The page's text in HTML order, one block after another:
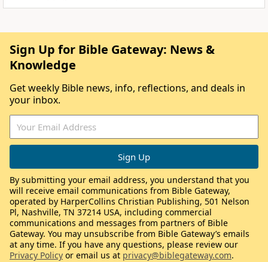
Sign Up for Bible Gateway: News &
Knowledge
Get weekly Bible news, info, reflections, and deals in
your inbox.
By submitting your email address, you understand that you
will receive email communications from Bible Gateway,
operated by HarperCollins Christian Publishing, 501 Nelson
Pl, Nashville, TN 37214 USA, including commercial
communications and messages from partners of Bible
Gateway. You may unsubscribe from Bible Gateway’s emails
at any time. If you have any questions, please review our
Privacy Policy or email us at privacy@biblegateway.com.